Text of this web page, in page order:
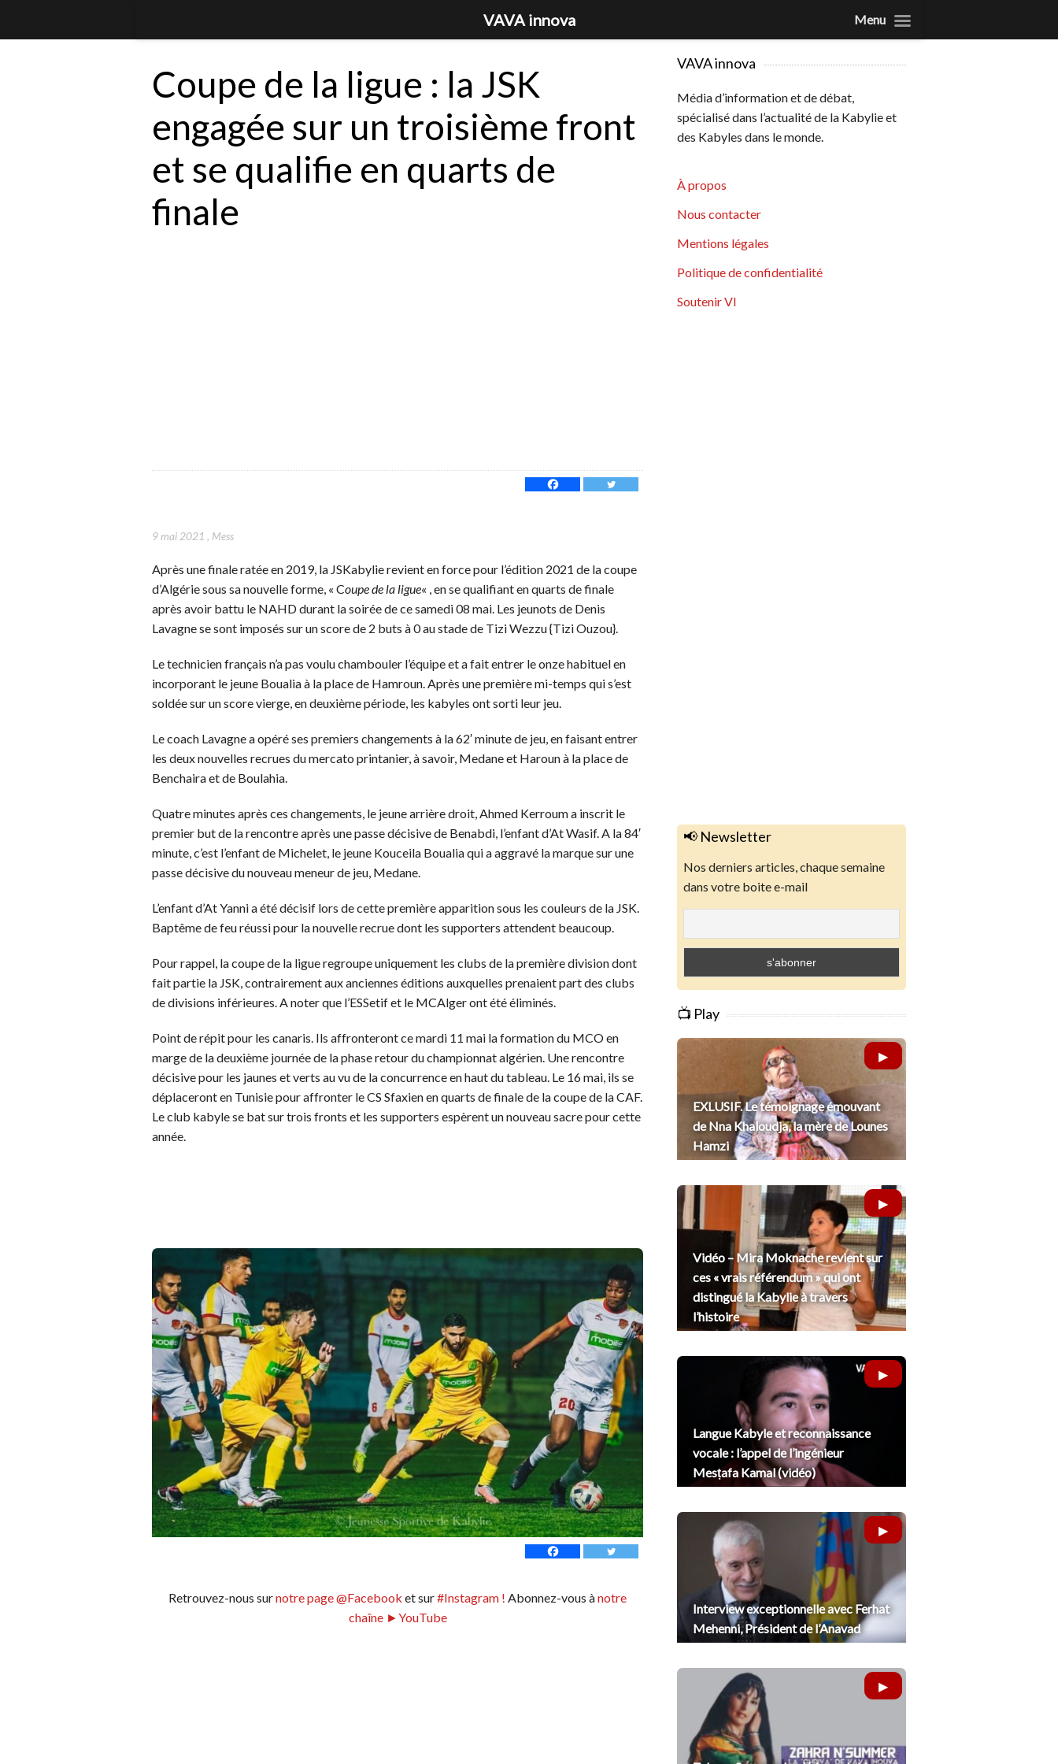
Coupe de la ligue : la JSK
engagée sur un troisième front
et se qualifie en quarts de
finale
9 mai 2021 , Mess
Après une finale ratée en 2019, la JSKabylie revient en force pour l’édition 2021 de la coupe
d’Algérie sous sa nouvelle forme, « Coupe de la ligue« , en se qualifiant en quarts de finale
après avoir battu le NAHD durant la soirée de ce samedi 08 mai. Les jeunots de Denis
Lavagne se sont imposés sur un score de 2 buts à 0 au stade de Tizi Wezzu {Tizi Ouzou}.
Le technicien français n’a pas voulu chambouler l’équipe et a fait entrer le onze habituel en
incorporant le jeune Boualia à la place de Hamroun. Après une première mi-temps qui s’est
soldée sur un score vierge, en deuxième période, les kabyles ont sorti leur jeu.
Le coach Lavagne a opéré ses premiers changements à la 62′ minute de jeu, en faisant entrer
les deux nouvelles recrues du mercato printanier, à savoir, Medane et Haroun à la place de
Benchaira et de Boulahia.
Quatre minutes après ces changements, le jeune arrière droit, Ahmed Kerroum a inscrit le
premier but de la rencontre après une passe décisive de Benabdi, l’enfant d’At Wasif. A la 84′
minute, c’est l’enfant de Michelet, le jeune Kouceila Boualia qui a aggravé la marque sur une
passe décisive du nouveau meneur de jeu, Medane.
L’enfant d’At Yanni a été décisif lors de cette première apparition sous les couleurs de la JSK.
Baptême de feu réussi pour la nouvelle recrue dont les supporters attendent beaucoup.
Pour rappel, la coupe de la ligue regroupe uniquement les clubs de la première division dont
fait partie la JSK, contrairement aux anciennes éditions auxquelles prenaient part des clubs
de divisions inférieures. A noter que l’ESSetif et le MCAlger ont été éliminés.
Point de répit pour les canaris. Ils affronteront ce mardi 11 mai la formation du MCO en
marge de la deuxième journée de la phase retour du championnat algérien. Une rencontre
décisive pour les jaunes et verts au vu de la concurrence en haut du tableau. Le 16 mai, ils se
déplaceront en Tunisie pour affronter le CS Sfaxien en quarts de finale de la coupe de la CAF.
Le club kabyle se bat sur trois fronts et les supporters espèrent un nouveau sacre pour cette
année.
Retrouvez-nous surnotre page @Facebook et sur#Instagram ! Abonnez-vous ànotre
chaîne ►YouTube
VAVA innova
Média d’information et de débat,
spécialisé dans l’actualité de la Kabylie et
des Kabyles dans le monde.
À propos
Nous contacter
Mentions légales
Politique de confidentialité
Soutenir VI
📢 Newsletter
Nos derniers articles, chaque semaine
dans votre boite e-mail
📺 Play
EXLUSIF. Le témoignage émouvant
de Nna Khaloudja, la mère de Lounes
Hamzi
Vidéo – Mira Moknache revient sur
ces « vrais référendum » qui ont
distingué la Kabylie à travers
l’histoire
Langue Kabyle et reconnaissance
vocale : l’appel de l’ingénieur
Mesṭafa Kamal (vidéo)
Interview exceptionnelle avec Ferhat
Mehenni, Président de l’Anavad
VAVA innova Menu